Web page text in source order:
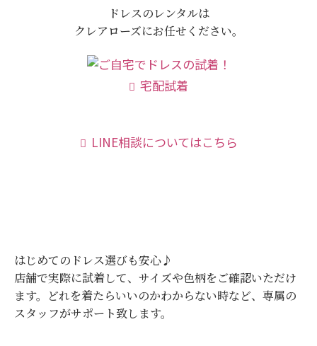
ドレスのレンタルは
クレアローズにお任せください。
宅配試着
LINE相談についてはこちら
はじめてのドレス選びも安心♪
店舗で実際に試着して、サイズや色柄をご確認いただけ
ます。
どれを着たらいいのかわからない時など、専属の
スタッフがサポート致します。